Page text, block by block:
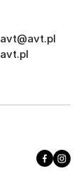
avt@avt.pl
avt.pl